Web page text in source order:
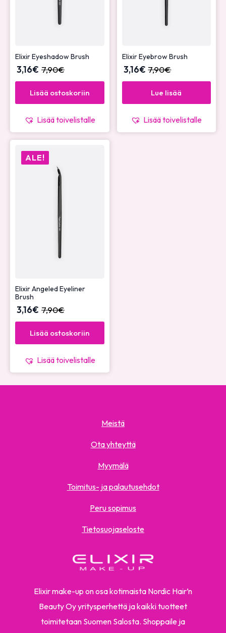
Elixir Eyeshadow Brush
7,90€
3,16€
Lisää ostoskoriin
Lisää toivelistalle
Elixir Eyebrow Brush
7,90€
3,16€
Lue lisää
Lisää toivelistalle
ALE!
Elixir Angeled Eyeliner
Brush
7,90€
3,16€
Lisää ostoskoriin
Lisää toivelistalle
Elixir make-up on osa kotimaista Nordic Hair’n
Beauty Oy yritysperhettä ja kaikki tuotteet
toimitetaan Suomen Salosta. Shoppaile ja
Meistä
Ota yhteyttä
Myymälä
Toimitus- ja palautusehdot
Peru sopimus
Tietosuojaseloste